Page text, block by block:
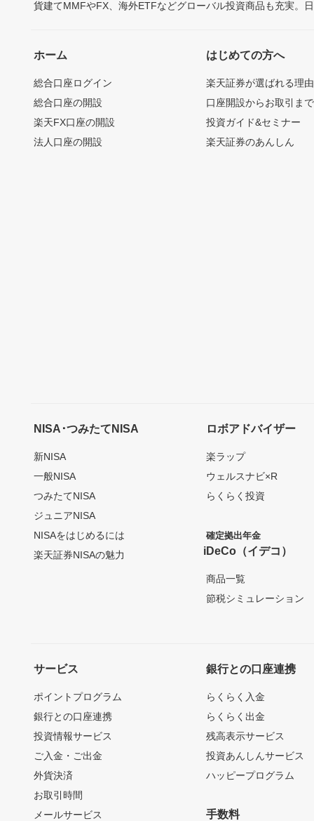
貨建てMMFやFX、海外ETFなどグローバル投資商品も充実。
ホーム
総合口座ログイン
総合口座の開設
楽天FX口座の開設
法人口座の開設
はじめての方へ
楽天証券が選ばれる理由
口座開設からお取引ま
投資ガイド&セミナー
楽天証券のあんしん
NISA･つみたてNISA
新NISA
一般NISA
つみたてNISA
ジュニアNISA
NISAをはじめるには
楽天証券NISAの魅力
ロボアドバイザー
楽ラップ
ウェルスナビ×R
らくらく投資
確定拠出年金
iDeCo（イデコ）
商品一覧
節税シミュレーション
サービス
ポイントプログラム
銀行との口座連携
投資情報サービス
ご入金・ご出金
外貨決済
お取引時間
メールサービス
銀行との口座連携
らくらく入金
らくらく出金
残高表示サービス
投資あんしんサービス
ハッピープログラム
手数料